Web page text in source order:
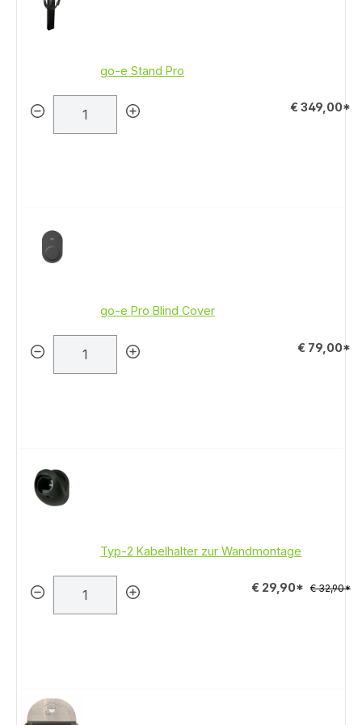
go-e Stand Pro
€ 349,00*
go-e Pro Blind Cover
€ 79,00*
Typ-2 Kabelhalter zur Wandmontage
€ 29,90* € 32,90*